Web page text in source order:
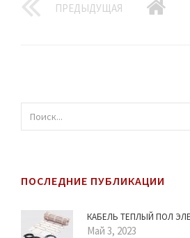
ПРЕДЫДУЩАЯ
ПОСЛЕДНИЕ ПУБЛИКАЦИИ
КАБЕЛЬ ТЕПЛЫЙ ПОЛ
Май 3, 2023